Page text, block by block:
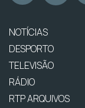
NOTÍCIAS
DESPORTO
TELEVISÃO
RÁDIO
RTP ARQUIVOS